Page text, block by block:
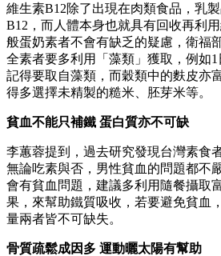
維生素B12除了出現在肉類食品，乳
B12，而人體本身也就具有回收再利
般蛋奶素者不會有缺乏的疑慮，衛福
全素者要多利用「藻類」獲取，例如
記得要取自藻類，而穀類中的麩皮亦
得多選擇未精製的糙米、胚芽米等。
貧血不能只補鐵 蛋白質亦不可缺
李蕙蓉提到，過去研究發現台灣素食
無論吃素與否，男性貧血的問題都不
會有貧血問題，建議多利用隨餐攝取
果，來幫助鐵質吸收，若要避免貧血
量兩者皆不可缺失。
骨質疏鬆成因多 運動曬太陽有幫助